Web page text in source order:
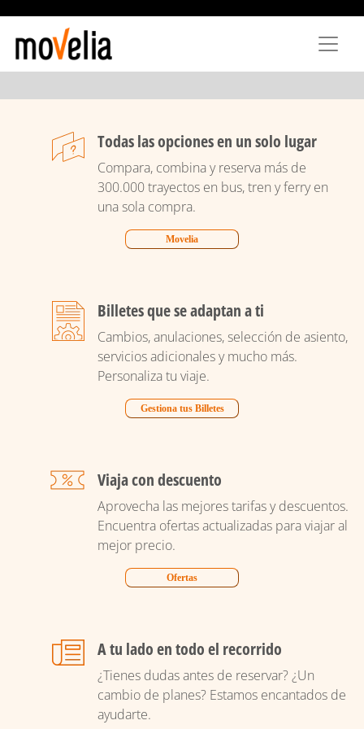
principal
Todas las opciones en un solo lugar
Compara, combina y reserva más de
300.000 trayectos en bus, tren y ferry en
una sola compra.
Movelia
Billetes que se adaptan a ti
Cambios, anulaciones, selección de asiento,
servicios adicionales y mucho más.
Personaliza tu viaje.
Gestiona tus Billetes
Viaja con descuento
Aprovecha las mejores tarifas y descuentos.
Encuentra ofertas actualizadas para viajar al
mejor precio.
Ofertas
A tu lado en todo el recorrido
¿Tienes dudas antes de reservar? ¿Un
cambio de planes? Estamos encantados de
ayudarte.